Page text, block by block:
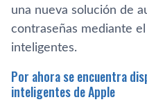
una nueva solución de
contraseñas mediante
inteligentes.
Por ahora se encuentra
inteligentes de Apple